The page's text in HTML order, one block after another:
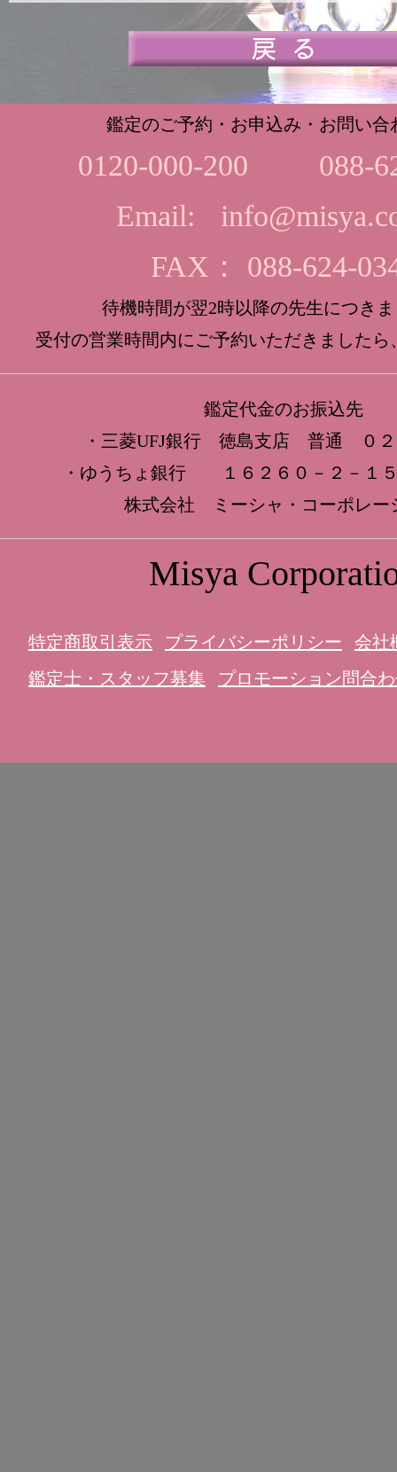
鑑定のご予約・お申込み・お問い合
0120-000-200
088-
Email:
FAX： 088-624-
待機時間が翌2時以降の先生につき
受付の営業時間内にご予約いただきましたら
鑑定代金のお振込先
・三菱UFJ銀行 徳島支店 普通 ０２
・ゆうちょ銀行 １６２６０－２－１
株式会社 ミーシャ・コーポレー
Misya
特定商取引表示 プライバシーポリシー
会社
鑑定士・スタッフ募集
プロモーション問合